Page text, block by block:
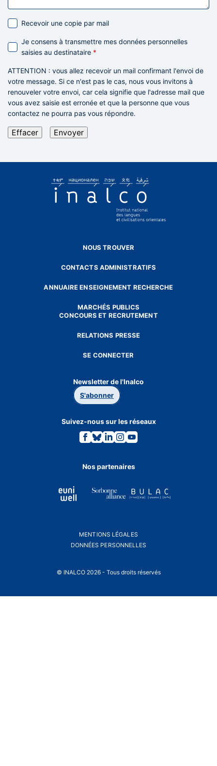
Recevoir une copie par mail
Je consens à transmettre mes données personnelles
saisies au destinataire *
ATTENTION : vous allez recevoir un mail confirmant l'envoi de
votre message. Si ce n'est pas le cas, nous vous invitons à
renouveler votre envoi, car cela signifie que l'adresse mail que
vous avez saisie est erronée et que la personne que vous
contactez ne pourra pas vous répondre.
NOUS TROUVER
CONTACTS ADMINISTRATIFS
ANNUAIRE ENSEIGNEMENT RECHERCHE
MARCHÉS PUBLICS
CONCOURS ET RECRUTEMENT
RELATIONS PRESSE
SE CONNECTER
Newsletter de l'Inalco
S'abonner
Suivez-nous sur les réseaux
Lien
vers
Facebook.
Lien
vers
Bluesky.
Lien
vers
Linkedin.
Lien
vers
Instagram.
Lien
vers
Youtube.
Nos partenaires
MENTIONS LÉGALES
DONNÉES PERSONNELLES
© INALCO 2026 - Tous droits réservés